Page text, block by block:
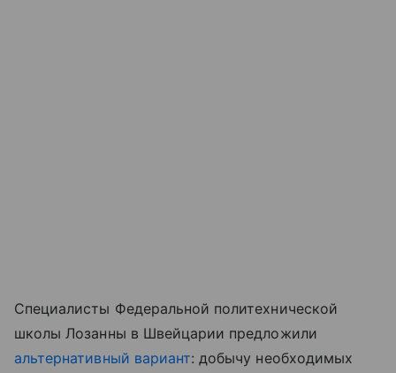
Специалисты Федеральной политехнической
школы Лозанны в Швейцарии предложили
альтернативный вариант: добычу необходимых